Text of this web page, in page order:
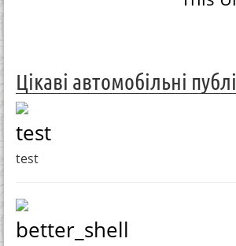
Цікаві автомобільні
test
test
better_shell